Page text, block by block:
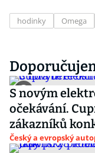
hodinky Omega
S novým
očekávání.
zákazníků
Český a evropský